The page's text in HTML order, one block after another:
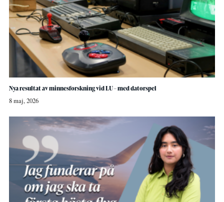
Nya resultat av minnesforskning vid LU – med datorspel
8 maj, 2026